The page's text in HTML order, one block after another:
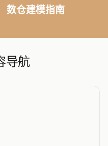
数仓建模指南
导航